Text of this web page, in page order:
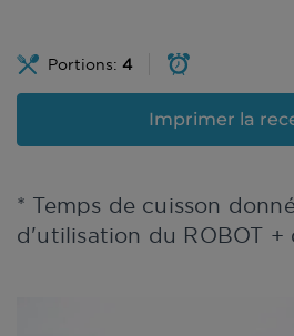
Portions: 4
Imprimer la
* Temps de cuisson
d'utilisation du ROBOT +